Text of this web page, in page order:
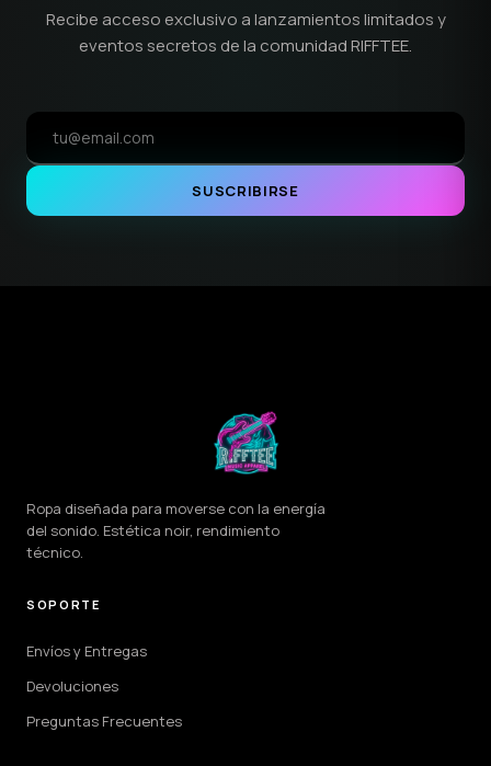
Recibe acceso exclusivo a lanzamientos limitados y
eventos secretos de la comunidad RIFFTEE.
SUSCRIBIRSE
Ropa diseñada para moverse con la energía
del sonido. Estética noir, rendimiento
técnico.
SOPORTE
Envíos y Entregas
Devoluciones
Preguntas Frecuentes